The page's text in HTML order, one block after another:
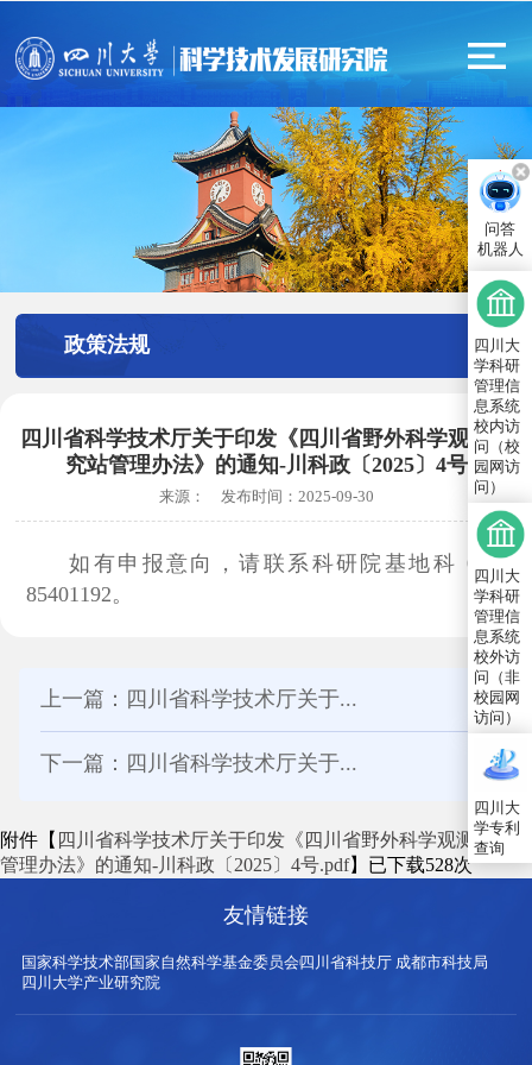
政策法规
四川省科学技术厅关于印发《四川省野外科学观测研
究站管理办法》的通知-川科政〔2025〕4号
来源： 发布时间： 2025-09-30
如有申报意向，请联系科研院基地科 028-
85401192。
上一篇：四川省科学技术厅关于...
下一篇：四川省科学技术厅关于...
附件【 四川省科学技术厅关于印发《四川省野外科学观测研究站
管理办法》的通知-川科政〔2025〕4号.pdf】已下载528次
友情链接
国家科学技术部国家自然科学基金委员会四川省科技厅 成都市科技局
四川大学产业研究院
问答
机器人
四川大
学科研
管理信
息系统
校内访
问（校
园网访
问）
四川大
学科研
管理信
息系统
校外访
问（非
校园网
访问）
四川大
学专利
查询